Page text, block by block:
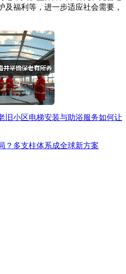
及福利等，进一步适应社会需要，
旧小区电梯安装与助浴服务如何让
？多支柱体系成全球新方案